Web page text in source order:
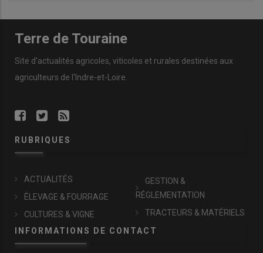
Terre de Touraine
Site d'actualités agricoles, viticoles et rurales destinées aux
agriculteurs de l'Indre-et-Loire.
RUBRIQUES
ACTUALITÉS
ÉLEVAGE & FOURRAGE
CULTURES & VIGNE
GESTION &
RÉGLEMENTATION
TRACTEURS & MATÉRIELS
INFORMATIONS DE CONTACT